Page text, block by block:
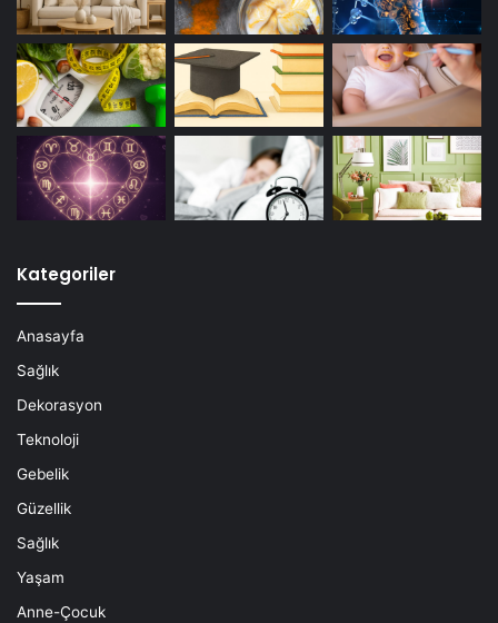
Kategoriler
Anasayfa
Sağlık
Dekorasyon
Teknoloji
Gebelik
Güzellik
Sağlık
Yaşam
Anne-Çocuk